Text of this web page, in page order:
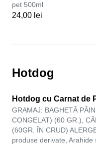
pet 500ml
24,00 lei
Hotdog
Hotdog cu Carnat de
GRAMAJ: BAGHETĂ
CONGELAT) (60 GR.),
(60GR. ÎN CRUD)
produse derivate, Arahide